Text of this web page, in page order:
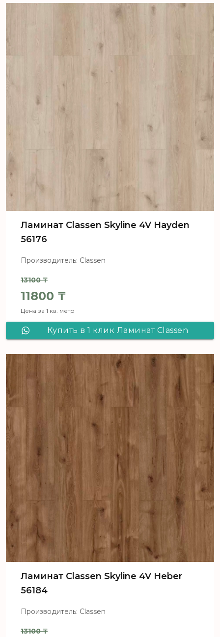
Ламинат Classen Skyline 4V Hayden
56176
Производитель: Classen
13100₸
Первоначальная цена
11800 ₸
Текущая цена: 11800 ₸.
Цена за 1 кв. метр
Купить в 1 клик Ламинат Classen
Ламинат Classen Skyline 4V Heber
56184
Производитель: Classen
13100₸